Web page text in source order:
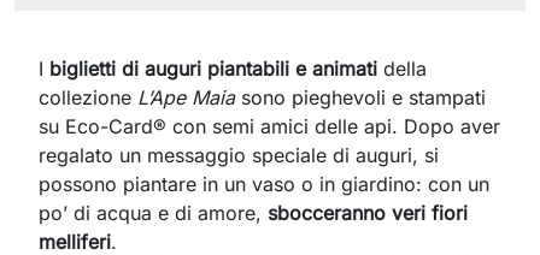
I biglietti di auguri piantabili e animati della
collezione L’Ape Maiasono pieghevoli e stampati
su Eco-Card® con semi amici delle api. Dopo aver
regalato un messaggio speciale di auguri, si
possono piantare in un vaso o in giardino: con un
po’ di acqua e di amore, sbocceranno veri fiori
melliferi.